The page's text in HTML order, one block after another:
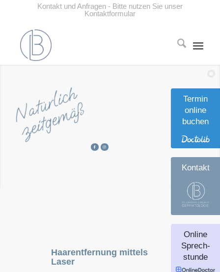
Kontakt und Anfragen - Bitte nutzen Sie unser
Kontaktformular
Natürlich
zeitgemäß
Haarentfernung mittels
Laser
Termin
online
buchen
Kontakt
Online
Sprech-
stunde